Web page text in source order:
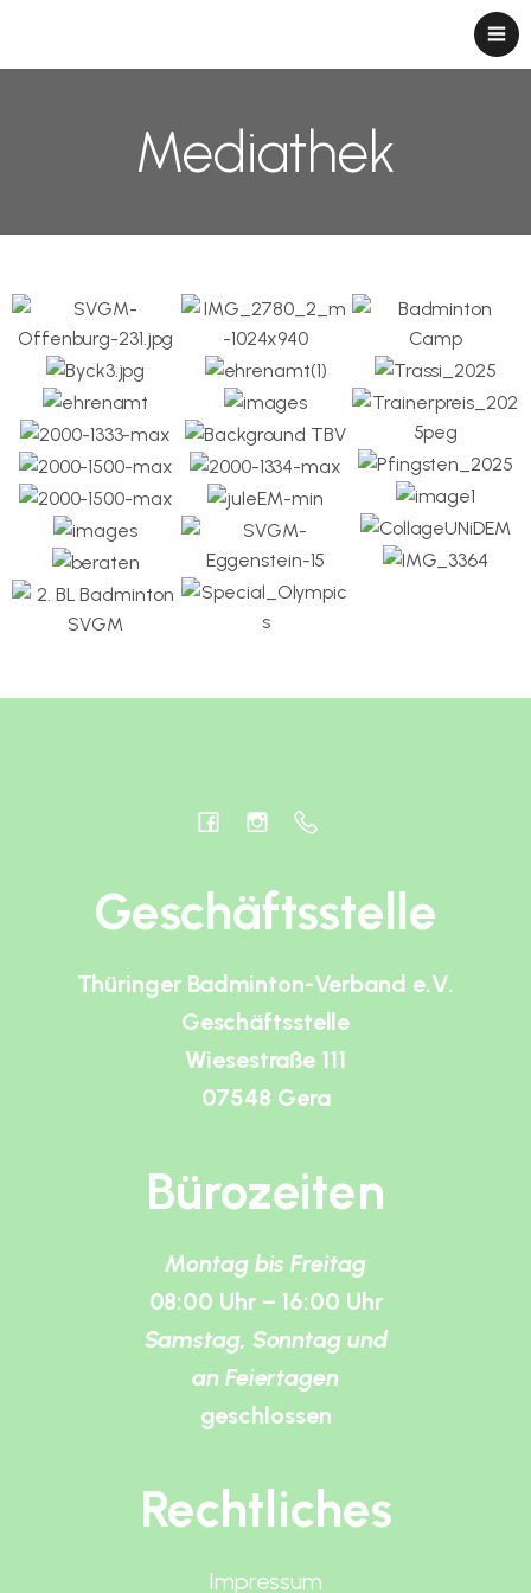
Mediathek
Geschäftsstelle
Thüringer Badminton-Verband e.V.
Geschäftsstelle
Wiesestraße 111
07548 Gera
Bürozeiten
Montag bis Freitag
08:00 Uhr – 16:00 Uhr
Samstag, Sonntag und
an Feiertagen
geschlossen
Rechtliches
Impressum